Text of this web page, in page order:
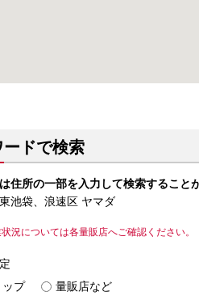
ードで検索
住所の一部を入力して検索すること
池袋、浪速区 ヤマダ
況については各量販店へご確認ください。
ップ
量販店など